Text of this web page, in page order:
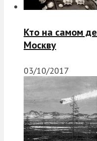
Кто на самом
Москву
03/10/2017